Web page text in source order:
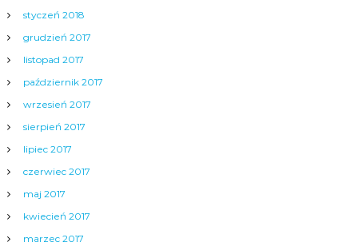
styczeń 2018
grudzień 2017
listopad 2017
październik 2017
wrzesień 2017
sierpień 2017
lipiec 2017
czerwiec 2017
maj 2017
kwiecień 2017
marzec 2017